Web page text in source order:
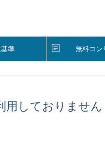
準 無料コン
用しておりません